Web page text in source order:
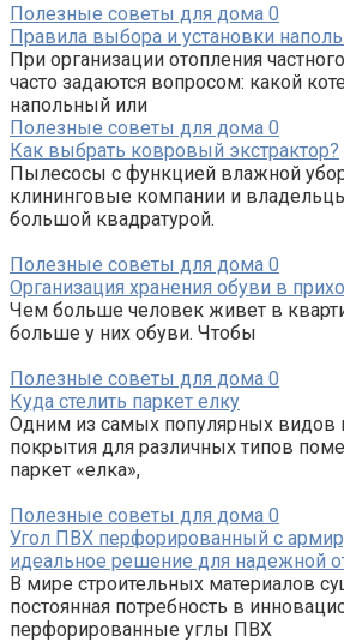
Полезные советы для дома 0
Правила выбора и установки
При организации отопления
часто задаются вопросом: какой
напольный или
Полезные советы для дома 0
Как выбрать ковровый экстрактор?
Пылесосы с функцией влажной
клининговые компании и
большой квадратурой.
Полезные советы для дома 0
Организация хранения обуви в
Чем больше человек живет в
больше у них обуви. Чтобы
Полезные советы для дома 0
Куда стелить паркет елку
Одним из самых популярных видов
покрытия для различных типов
паркет «елка»,
Полезные советы для дома 0
Угол ПВХ перфорированный с
идеальное решение для надежной
В мире строительных материалов
постоянная потребность в
перфорированные углы ПВХ